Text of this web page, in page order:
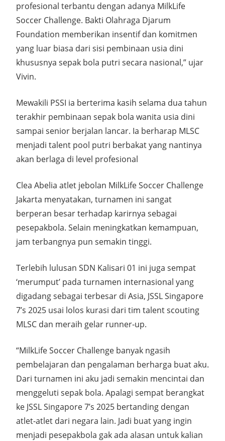
profesional terbantu dengan adanya MilkLife
Soccer Challenge. Bakti Olahraga Djarum
Foundation memberikan insentif dan komitmen
yang luar biasa dari sisi pembinaan usia dini
khususnya sepak bola putri secara nasional,” ujar
Vivin.
Mewakili PSSI ia berterima kasih selama dua tahun
terakhir pembinaan sepak bola wanita usia dini
sampai senior berjalan lancar. Ia berharap MLSC
menjadi talent pool putri berbakat yang nantinya
akan berlaga di level profesional
Clea Abelia atlet jebolan MilkLife Soccer Challenge
Jakarta menyatakan, turnamen ini sangat
berperan besar terhadap karirnya sebagai
pesepakbola. Selain meningkatkan kemampuan,
jam terbangnya pun semakin tinggi.
Terlebih lulusan SDN Kalisari 01 ini juga sempat
‘merumput’ pada turnamen internasional yang
digadang sebagai terbesar di Asia, JSSL Singapore
7’s 2025 usai lolos kurasi dari tim talent scouting
MLSC dan meraih gelar runner-up.
“MilkLife Soccer Challenge banyak ngasih
pembelajaran dan pengalaman berharga buat aku.
Dari turnamen ini aku jadi semakin mencintai dan
menggeluti sepak bola. Apalagi sempat berangkat
ke JSSL Singapore 7’s 2025 bertanding dengan
atlet-atlet dari negara lain. Jadi buat yang ingin
menjadi pesepakbola gak ada alasan untuk kalian